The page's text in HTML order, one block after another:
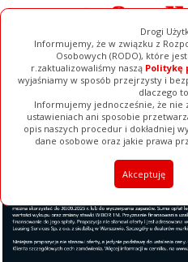
Drogi
Informujemy, że w związku z
Osobowych (RODO), które
r.zaktualizowaliśmy naszą Politykę
wyjaśniamy w sposób przejrzysty i
dlaczego
Informujemy jednocześnie, że nie
ustawieniach ani sposobie
opis naszych procedur i dokładniej
dane osobowe oraz jakie prawa
Akceptuję
Ogłoszenia Filmy